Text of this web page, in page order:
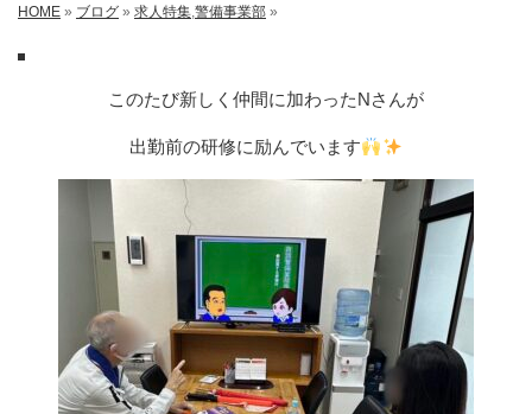
HOME » ブログ » 求人特集,警備事業部 »
このたび新しく仲間に加わったNさんが
出勤前の研修に励んでいます